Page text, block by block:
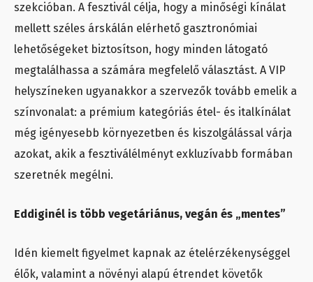
szekcióban. A fesztivál célja, hogy a minőségi kínálat
mellett széles árskálán elérhető gasztronómiai
lehetőségeket biztosítson, hogy minden látogató
megtalálhassa a számára megfelelő választást. A VIP
helyszíneken ugyanakkor a szervezők tovább emelik a
színvonalat: a prémium kategóriás étel- és italkínálat
még igényesebb környezetben és kiszolgálással várja
azokat, akik a fesztiválélményt exkluzívabb formában
szeretnék megélni.
Eddiginél is több vegetáriánus, vegán és „mentes”
Idén kiemelt figyelmet kapnak az ételérzékenységgel
élők, valamint a növényi alapú étrendet követők